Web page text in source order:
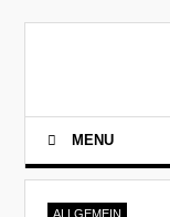
MENU
ALLGEMEIN